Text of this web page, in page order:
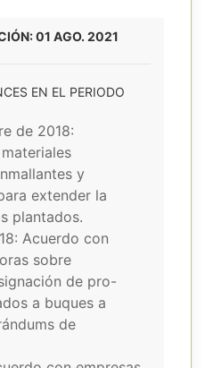
01 AGO. 2021
EN EL PERIODO
de 2018:
y
extender la
plantados.
Acuerdo con
sobre
de pro-
a buques a
de